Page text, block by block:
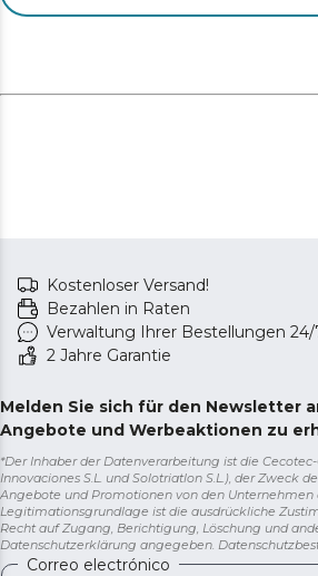
Kostenloser Versand!
Bezahlen in Raten
Verwaltung Ihrer Bestellungen 24/
2 Jahre Garantie
Melden Sie sich für den Newsletter
Angebote und Werbeaktionen zu
*Der Inhaber der Datenverarbeitung ist die
Innovaciones S.L. und Solotriatlon S.L.), der Zweck
Angebote und Promotionen von den Unternehmen
Legitimationsgrundlage ist die ausdrückliche
Recht auf Zugang, Berichtigung, Löschung und
Datenschutzerklärung angegeben.
Correo electrónico